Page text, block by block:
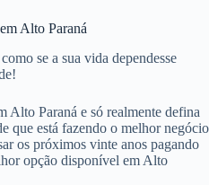
Alto Paraná
se a sua vida dependesse
Alto Paraná e só realmente defina
que está fazendo o melhor negócio
os próximos vinte anos pagando
opção disponível em Alto